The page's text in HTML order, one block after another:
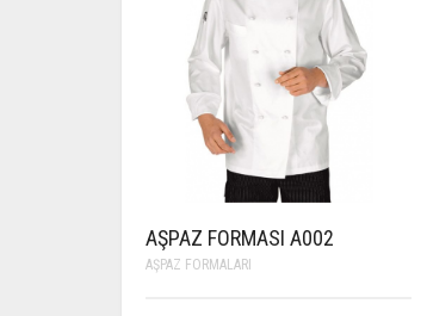
AŞPAZ FORMASI A002
AŞPAZ FORMALARI